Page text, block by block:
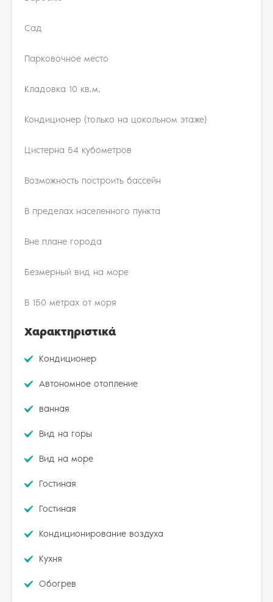
Сад
Парковочное место
Кладовка 10 кв.м.
Кондиционер (только на цокольном этаже)
Цистерна 54 кубометров
Возможность построить бассейн
В пределах населенного пункта
Вне плане города
Безмерный вид на море
В 150 метрах от моря
Χαρακτηριστικά
Kондиционер
Автономное отопление
ванная
Вид на горы
Вид на море
Гостиная
Гостиная
Кондиционирование воздуха
Кухня
Обогрев